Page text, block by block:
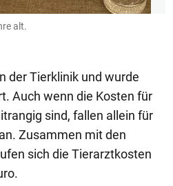
alt.
der Tierklinik und wurde
Auch wenn die Kosten für
sind, fallen allein für
Zusammen mit den
sich die Tierarztkosten